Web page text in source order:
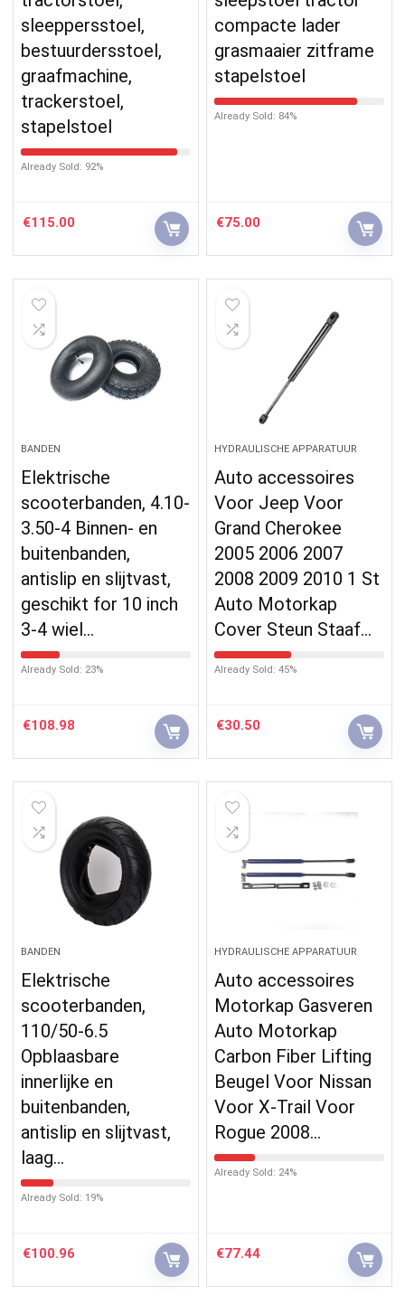
sleeppersstoel,
bestuurdersstoel,
graafmachine,
trackerstoel,
stapelstoel
Already Sold: 92%
€115.00
compacte lader
grasmaaier zitframe
stapelstoel
Already Sold: 84%
€75.00
BANDEN
Elektrische
scooterbanden, 4.10-
3.50-4 Binnen- en
buitenbanden,
antislip en slijtvast,
geschikt for 10 inch
3-4 wiel…
Already Sold: 23%
€108.98
HYDRAULISCHE APPARATUUR
Auto accessoires
Voor Jeep Voor
Grand Cherokee
2005 2006 2007
2008 2009 2010 1 St
Auto Motorkap
Cover Steun Staaf…
Already Sold: 45%
€30.50
BANDEN
Elektrische
scooterbanden,
110/50-6.5
Opblaasbare
innerlijke en
buitenbanden,
antislip en slijtvast,
laag…
Already Sold: 19%
€100.96
HYDRAULISCHE APPARATUUR
Auto accessoires
Motorkap Gasveren
Auto Motorkap
Carbon Fiber Lifting
Beugel Voor Nissan
Voor X-Trail Voor
Rogue 2008…
Already Sold: 24%
€77.44